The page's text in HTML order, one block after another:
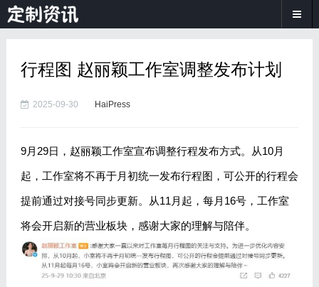
行程图 赵丽颖工作室调整发布计划
2025-09-30 HaiPress
9月29日，赵丽颖工作室宣布调整行程发布方式。从10月
起，工作室将不再于月初统一发布行程图，可公开的行程会
提前通过对接号同步更新。从11月起，每月16号，工作室
将会开启新的营业板块，感谢大家的理解与陪伴。